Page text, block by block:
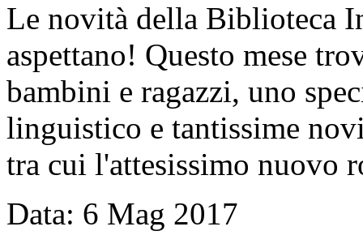
Le novità della Biblioteca
aspettano! Questo mese
bambini e ragazzi, uno
linguistico e tantissime
tra cui l'attesissimo nuovo
Data: 6 Mag 2017